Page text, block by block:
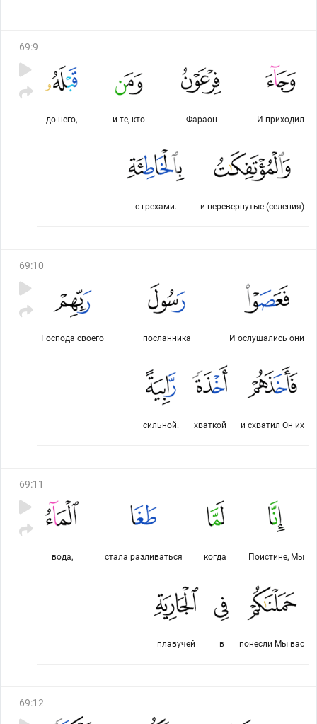
69:9
И приходил
Фараон
и те, кто
до него,
и перевернутые (селения)
с грехами.
69:10
И ослушались они
посланника
Господа своего
и схватил Он их
хваткой
сильной.
69:11
Поистине, Мы
когда
стала разливаться
вода,
понесли Мы вас
в
плавучей
69:12